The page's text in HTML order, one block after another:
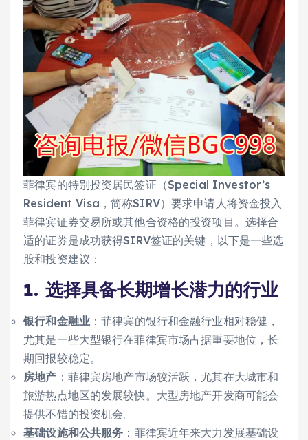
菲律宾的特别投资居民签证（Special Investor’s
Resident Visa，简称SIRV）要求申请人将资金投入
菲律宾证券交易所或其他合资格的投资项目。选择合
适的证券是成功获得SIRV签证的关键，以下是一些选
股和投资建议：
1. 选择具备长期增长潜力的行业
银行和金融业：菲律宾的银行和金融行业相对稳健，
尤其是一些大型银行在菲律宾市场占据重要地位，长
期回报较稳定。
房地产 ：菲律宾房地产市场较活跃，尤其在大城市和
旅游热点地区的发展较快。大型房地产开发商可能会
提供不错的投资机会。
基础设施和公共服务 ：菲律宾近年来大力发展基础设